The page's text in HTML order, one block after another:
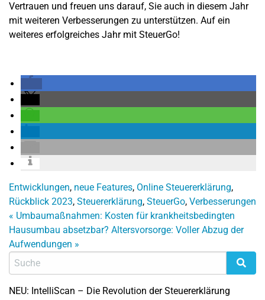
Vertrauen und freuen uns darauf, Sie auch in diesem Jahr
mit weiteren Verbesserungen zu unterstützen. Auf ein
weiteres erfolgreiches Jahr mit SteuerGo!
Entwicklungen, neue Features, Online Steuererklärung,
Rückblick 2023, Steuererklärung, SteuerGo, Verbesserungen
« Umbaumaßnahmen: Kosten für krankheitsbedingten
Hausumbau absetzbar? Altersvorsorge: Voller Abzug der
Aufwendungen »
NEU: IntelliScan – Die Revolution der Steuererklärung